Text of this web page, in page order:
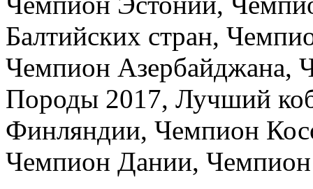
Балтийских стран,
Чемпион Азербайджана,
Породы 2017, Лучший
Финляндии, Чемпион
Чемпион Дании,